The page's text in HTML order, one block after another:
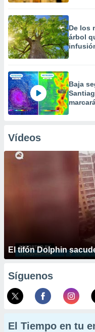
De los
árbol
Baja
Vídeos
El tifón Dolphin
Síguenos
El Tiempo en tu